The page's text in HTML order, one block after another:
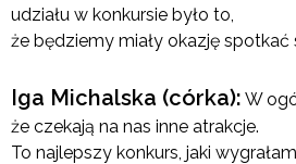
udziału w konkursie było to,
że będziemy miały okazję spotkać
Iga Michalska (córka): W
że czekają na nas inne atrakcje.
To najlepszy konkurs, jaki